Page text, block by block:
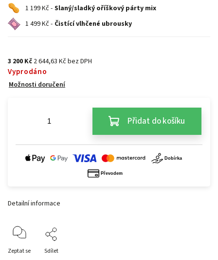
1 199 Kč - Slaný/sladký oříškový párty mix
1 499 Kč - Čistící vlhčené ubrousky
3 200 Kč 2 644,63 Kč bez DPH
Vyprodáno
Možnosti doručení
Přidat do košíku
Detailní informace
Zeptat se Sdílet